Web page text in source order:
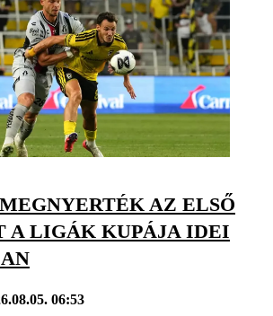
AZ ELSŐ
A LIGÁK KUPÁJA IDEI
06:53